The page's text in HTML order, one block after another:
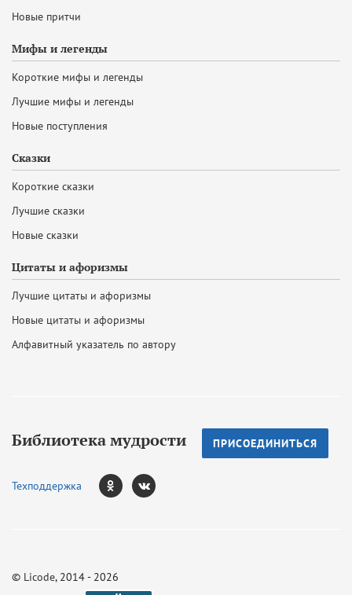
Новые притчи
Мифы и легенды
Короткие мифы и легенды
Лучшие мифы и легенды
Новые поступления
Сказки
Короткие сказки
Лучшие сказки
Новые сказки
Цитаты и афоризмы
Лучшие цитаты и афоризмы
Новые цитаты и афоризмы
Алфавитный указатель по автору
Библиотека мудрости ПРИСОЕДИНИТЬСЯ
Техподдержка
© Licode, 2014 - 2026